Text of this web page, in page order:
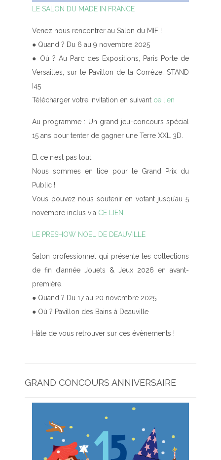
LE SALON DU MADE IN FRANCE
Venez nous rencontrer au Salon du MIF !
● Quand ? Du 6 au 9 novembre 2025
● Où ? Au Parc des Expositions, Paris Porte de
Versailles, sur le Pavillon de la Corrèze, STAND
I45
Télécharger votre invitation en suivant ce lien
Au programme : Un grand jeu-concours spécial
15 ans pour tenter de gagner une Terre XXL 3D.
Et ce n’est pas tout…
Nous sommes en lice pour le Grand Prix du
Public !
Vous pouvez nous soutenir en votant jusqu’au 5
novembre inclus via CE LIEN.
LE PRESHOW NOËL DE DEAUVILLE
Salon professionnel qui présente les collections
de fin d’année Jouets & Jeux 2026 en avant-
première.
● Quand ? Du 17 au 20 novembre 2025
● Où ? Pavillon des Bains à Deauville
Hâte de vous retrouver sur ces évènements !
GRAND CONCOURS ANNIVERSAIRE